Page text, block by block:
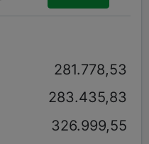
281.778,53
283.435,83
326.999,55